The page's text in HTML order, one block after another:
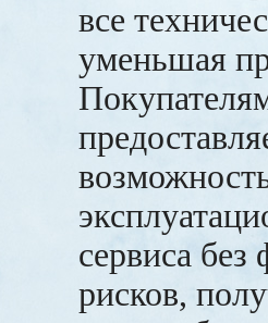
все
уменьшая
сервиса
рисков,